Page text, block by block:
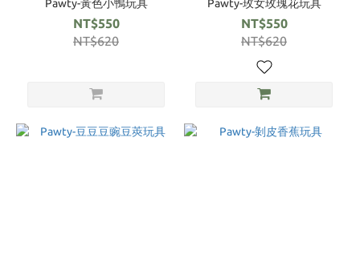
Pawty-黃色小鴨玩具
NT$550
NT$620
Pawty-玫女玫瑰花玩具
NT$550
NT$620